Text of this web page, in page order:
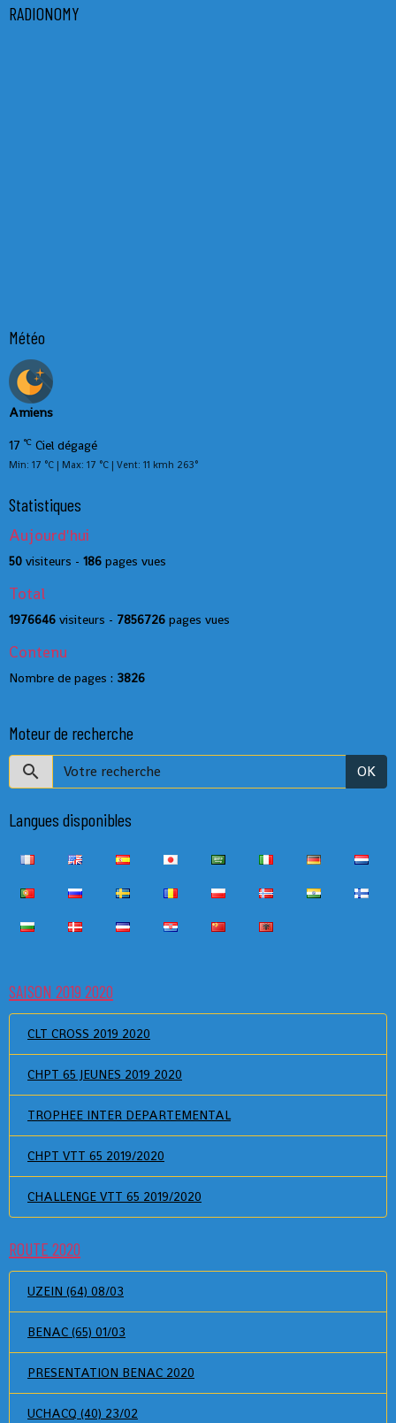
RADIONOMY
Météo
Amiens
17 °C Ciel dégagé
Min: 17 °C | Max: 17 °C | Vent: 11 kmh 263°
Statistiques
Aujourd'hui
50 visiteurs - 186 pages vues
Total
1976646 visiteurs - 7856726 pages vues
Contenu
Nombre de pages : 3826
Moteur de recherche
OK
Langues disponibles
SAISON 2019 2020
CLT CROSS 2019 2020
CHPT 65 JEUNES 2019 2020
TROPHEE INTER DEPARTEMENTAL
CHPT VTT 65 2019/2020
CHALLENGE VTT 65 2019/2020
ROUTE 2020
UZEIN (64) 08/03
BENAC (65) 01/03
PRESENTATION BENAC 2020
UCHACQ (40) 23/02